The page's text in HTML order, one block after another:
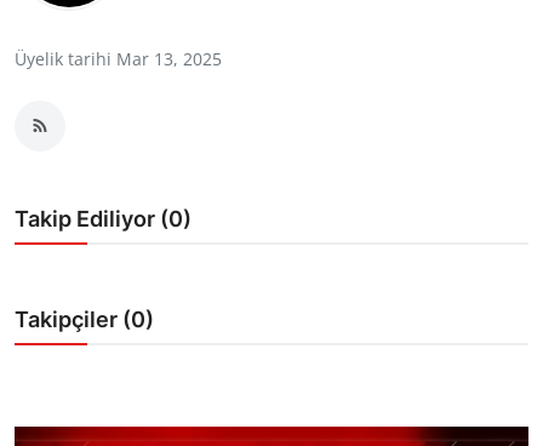
Kamu Kurumları ve Üst Kurullar
Üyelik tarihi Mar 13, 2025
Takip Ediliyor (0)
Takipçiler (0)